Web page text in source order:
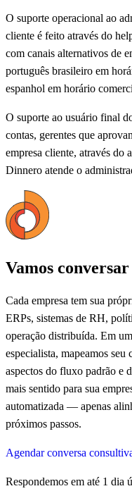
O suporte operacional ao
cliente é feito através do
com canais alternativos de
português brasileiro em
espanhol em horário
O suporte ao usuário final
contas, gerentes que
empresa cliente, através do
Dinnero atende o
Vamos
Cada empresa tem sua
ERPs, sistemas de RH,
operação distribuída. Em
especialista, mapeamos
aspectos do fluxo padrão e
mais sentido para sua
automatizada — apenas
próximos passos.
Agendar conversa
Respondemos em até 1 dia